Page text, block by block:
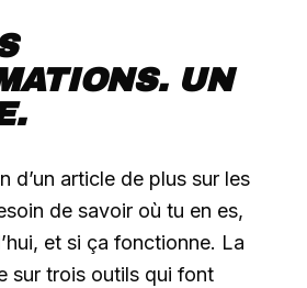
UN
d’un article de plus sur les
de savoir où tu en es,
et si ça fonctionne. La
sur trois outils qui font